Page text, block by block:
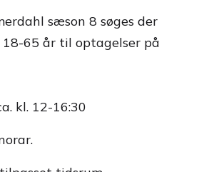
sæson 8 søges der
65 år til optagelser på
kl. 12-16:30